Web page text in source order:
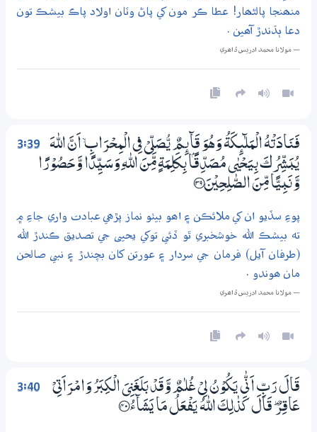
منھنجا پالڻھار! عطا ڪر مون کي پاڻ وٽان اولاد پاڪ بيشڪ تون
دعا ٻڌندڙ آھين .
— مولانا محمد ادريس ڏاھري
3:39
فَنَادَتْهُ الْمَلٰۗىِٕكَةُ وَھُوَ قَاۗىِٕمٌ يُّصَلِّيْ فِي الْمِحْرَابِ ۙ اَنَّ اللّٰهَ
يُبَشِّرُكَ بِيَحْيٰى مُصَدِّقًۢـا بِكَلِمَةٍ مِّنَ اللّٰهِ وَسَيِّدًا وَّحَصُوْرًا
وَّنَبِيًّا مِّنَ الصّٰلِحِيْنَ ؀39
پوءِ سڏيو ان کي ملائڪن ۽ اھو بيٺو نماز پڙھي عبادت واري جاءِ ۾
ته بيشڪ الله خوشخبري ٿو ڏئي توکي يحيى جي تصديق ڪندڙ الله
(طرفان آيل) فرمان جي سردار ۽ عورتن کان بچندڙ ۽ نبي صالحن
مان ھوندو .
— مولانا محمد ادريس ڏاھري
3:40
قَالَ رَبِّ اَنّٰى يَكُوْنُ لِيْ غُلٰمٌ وَّقَدْ بَلَغَنِىَ الْكِبَرُ وَامْرَاَتِيْ
عَاقِرٌ ۭ قَالَ كَذٰلِكَ اللّٰهُ يَفْعَلُ مَا يَشَاۗءُ ؀40